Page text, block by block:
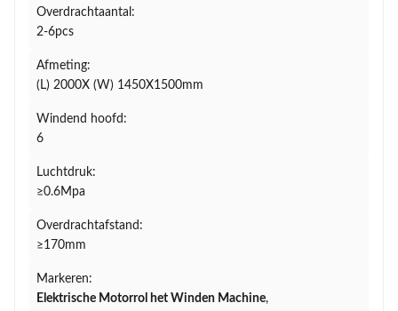
Overdrachtaantal:
2-6pcs
Afmeting:
(L) 2000X (W) 1450X1500mm
Windend hoofd:
6
Luchtdruk:
≥0.6Mpa
Overdrachtafstand:
≥170mm
Markeren:
Elektrische Motorrol het Winden Machine,